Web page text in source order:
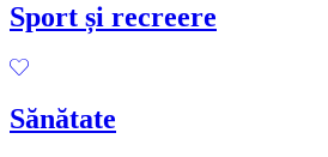
Sport și recreere
Sănătate